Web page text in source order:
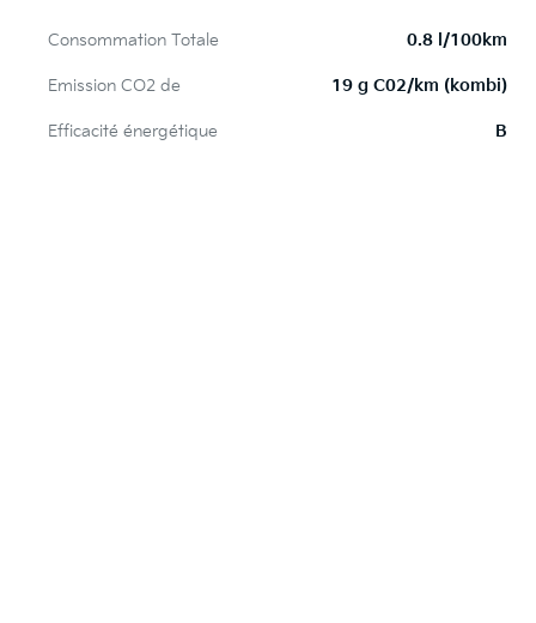
Consommation Totale 0.8 l/100km
Emission CO2 de 19 g C02/km (kombi)
Efficacité énergétique B